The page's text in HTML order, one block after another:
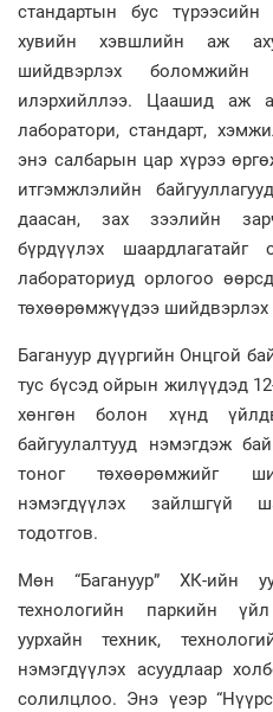
стандартын бус
хувийн хэвшлийн аж
шийдвэрлэх боломжийн
илэрхийллээ. Цаашид аж
лаборатори, стандарт,
энэ салбарын цар хүрээ
итгэмжлэлийн
даасан, зах зээлийн
бүрдүүлэх
лабораториуд орлогоо
төхөөрөмжүүдээ
Багануур дүүргийн Онцгой
тус бүсэд ойрын жилүүдэд
хөнгөн болон хүнд
байгуулалтууд нэмэгдэж
тоног төхөөрөмжийг
нэмэгдүүлэх зайлшгүй
тодотгов.
Мөн “Багануур” ХК-ийн
технологийн паркийн
уурхайн техник,
нэмэгдүүлэх асуудлаар
солилцлоо. Энэ үеэр